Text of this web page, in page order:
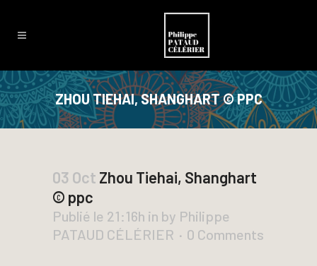
ZHOU TIEHAI, SHANGHART © PPC
03 Oct Zhou Tiehai, Shanghart
© ppc
Publié le 21:16h in by Philippe
PATAUD CÉLÉRIER
0 Comments